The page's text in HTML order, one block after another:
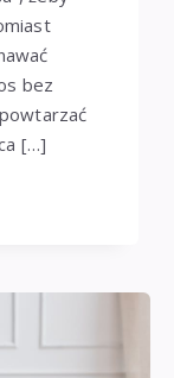
bez
[…]